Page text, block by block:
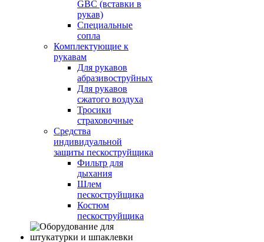
GBC (вставки в
рукав)
Специальные
сопла
Комплектующие к
рукавам
Для рукавов
абразивоструйных
Для рукавов
сжатого воздуха
Тросики
страховочные
Средства
индивидуальной
защиты пескоструйщика
Фильтр для
дыхания
Шлем
пескоструйщика
Костюм
пескоструйщика